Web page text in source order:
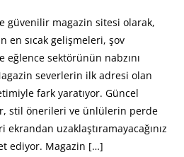
güvenilir magazin sitesi olarak,
en sıcak gelişmeleri, şov
eğlence sektörünün nabzını
severlerin ilk adresi olan
fark yaratıyor. Güncel
stil önerileri ve ünlülerin perde
ekrandan uzaklaştıramayacağınız
ediyor. Magazin […]